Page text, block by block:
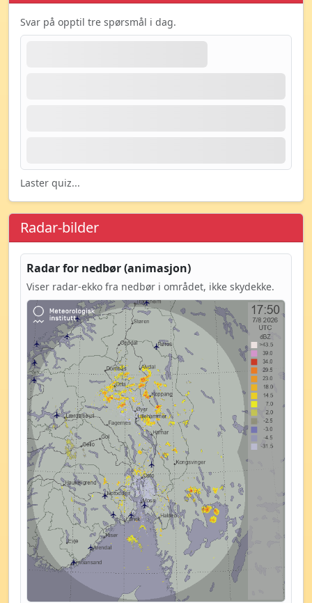
Svar på opptil tre spørsmål i dag.
Laster quiz...
Radar-bilder
Radar for nedbør (animasjon)
Viser radar-ekko fra nedbør i området, ikke skydekke.